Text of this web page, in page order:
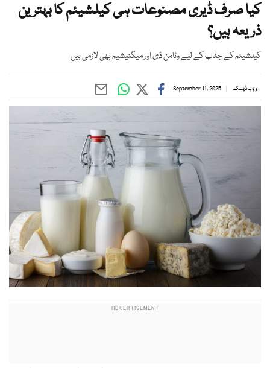
کیا صرف ڈیری مصنوعات ہی کیلشیئم کا بہترین
ذریعہ ہیں؟
کیلشیئم کے جذب کے لیے وٹامن ڈی اور میگنیشیم بھی لازمی ہیں
ویب ڈیسک September 11, 2025